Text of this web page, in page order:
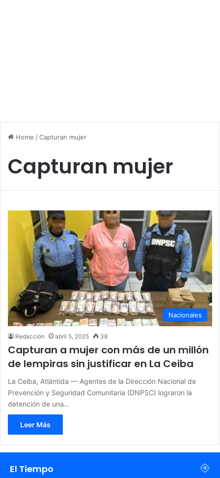
Home /Capturan mujer
Capturan mujer
Nacionales
Redacción abril 5, 2025 38
Capturan a mujer con más de un millón
de lempiras sin justificar en La Ceiba
La Ceiba, Atlántida — Agentes de la Dirección Nacional de
Prevención y Seguridad Comunitaria (DNPSC) lograron la
detención de una…
Leer Más
El Tiempo